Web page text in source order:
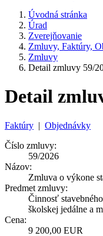
Úvodná stránka
Úrad
Zverejňovanie
Zmluvy, Faktúry,
Zmluvy
Detail zmluvy 59/
Detail
Faktúry | Objednávky
Číslo zmluvy:
59/2026
Názov:
Zmluva o výkone
Predmet zmluvy:
Činnosť
školskej jedálne a
Cena:
9 200,00 EUR